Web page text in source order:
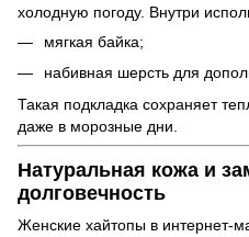
холодную погоду. Внутри
мягкая байка;
набивная шерсть для
Такая подкладка сохраняет
даже в морозные дни.
Натуральная кожа и
долговечность
Женские хайтопы в интернет-